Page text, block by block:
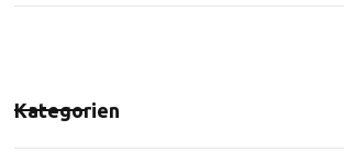
Kategorien